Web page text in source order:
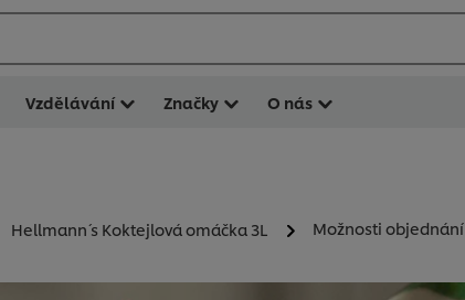
Vzdělávání Značky O nás
Hellmann´ s Koktejlová omáčka 3L Možnosti objednání